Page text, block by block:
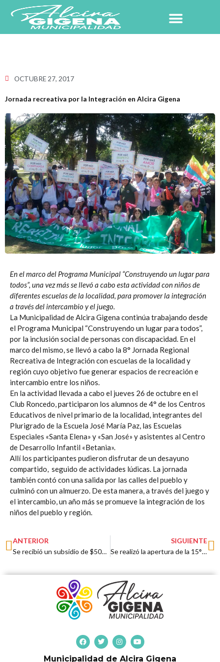
contenido
OCTUBRE 27, 2017
Jornada recreativa por la Integración en Alcira Gigena
En el marco del Programa Municipal “Construyendo un lugar para
todos”, una vez más se llevó a cabo esta actividad con niños de
diferentes escuelas de la localidad, para promover la integración
a través del intercambio y el juego.
La Municipalidad de Alcira Gigena continúa trabajando desde
el Programa Municipal “Construyendo un lugar para todos”,
por la inclusión social de personas con discapacidad. En el
marco del mismo, se llevó a cabo la 8° Jornada Regional
Recreativa de Integración con escuelas de la localidad y
región cuyo objetivo fue generar espacios de recreación e
intercambio entre los niños.
En la actividad llevada a cabo el jueves 26 de octubre en el
Club Roncedo, participaron los alumnos de 4° de los Centros
Educativos de nivel primario de la localidad, integrantes del
Plurigrado de la Escuela José María Paz, las Escuelas
Especiales «Santa Elena» y «San José» y asistentes al Centro
de Desarrollo Infantil «Betania».
Allí los participantes pudieron disfrutar de un desayuno
compartido, seguido de actividades lúdicas. La jornada
también contó con una salida por las calles del pueblo y
culminó con un almuerzo. De esta manera, a través del juego y
el intercambio, un año más se promueve la integración de los
niños del pueblo y región.
Prev
ANTERIOR
Se recibió un subsidio de $500.000 para obras en el Parque Industrial
SIGUIENTE
Se realizó la apertura de la 15° Muestra de Teatro
F
a
c
e
T
w
i
t
I
n
s
t
Y
o
u
t
Municipalidad de Alcira Gigena